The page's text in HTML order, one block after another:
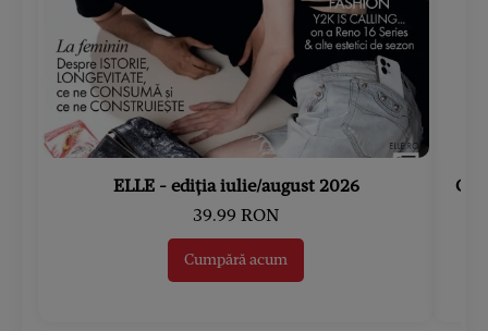
ELLE - ediția iulie/august 2026
39.99 RON
Cumpără acum